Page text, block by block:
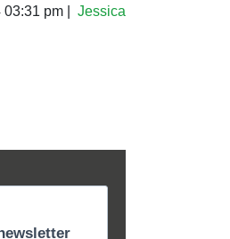
03:31 pm
Jessica